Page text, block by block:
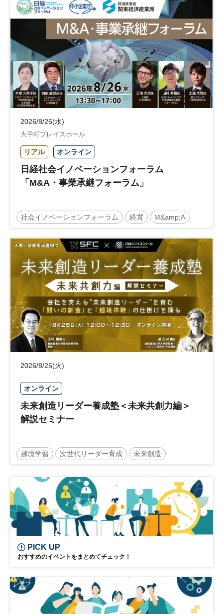
地域活性化 自治体
2026/8/26(水)
大手町プレイスホール
リアル オンライン
日経社会イノベーションフォーラム
「M&A・事業承継フォーラム」
社会イノベーションフォーラム 経営 M&amp;A
事業承継 中堅中小企業
日経社会イノベーションフォーラム 参加無料
2026/8/25(火)
オンライン
未来創造リーダー養成塾＜未来共創力編＞
解説セミナー
越境学習 次世代リーダー育成 未来創造
PICK UP
おすすめのイベントをまとめてチェック！